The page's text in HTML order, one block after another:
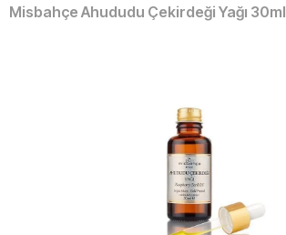
Misbahçe Ahududu Çekirdeği Yağı 30ml